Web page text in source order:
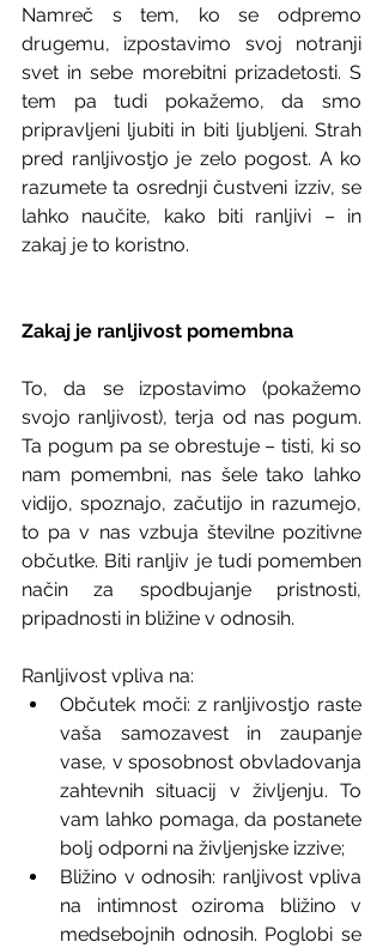
Namreč s tem, ko se odpremo
drugemu, izpostavimo svoj notranji
svet in sebe morebitni prizadetosti. S
tem pa tudi pokažemo, da smo
pripravljeni ljubiti in biti ljubljeni. Strah
pred ranljivostjo je zelo pogost. A ko
razumete ta osrednji čustveni izziv, se
lahko naučite, kako biti ranljivi – in
zakaj je to koristno.
Zakaj je ranljivost pomembna
To, da se izpostavimo (pokažemo
svojo ranljivost), terja od nas pogum.
Ta pogum pa se obrestuje – tisti, ki so
nam pomembni, nas šele tako lahko
vidijo, spoznajo, začutijo in razumejo,
to pa v nas vzbuja številne pozitivne
občutke. Biti ranljiv je tudi pomemben
način za spodbujanje pristnosti,
pripadnosti in bližine v odnosih.
Ranljivost vpliva na:
Občutek moči: z ranljivostjo raste
vaša samozavest in zaupanje
vase, v sposobnost obvladovanja
zahtevnih situacij v življenju. To
vam lahko pomaga, da postanete
bolj odporni na življenjske izzive;
Bližino v odnosih: ranljivost vpliva
na intimnost oziroma bližino v
medsebojnih odnosih. Poglobi se